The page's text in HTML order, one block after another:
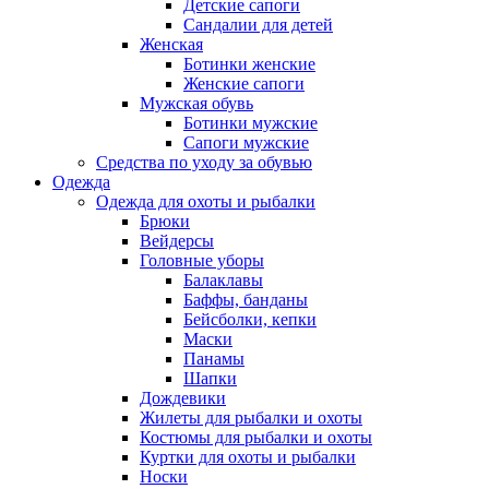
Детские сапоги
Сандалии для детей
Женская
Ботинки женские
Женские сапоги
Мужская обувь
Ботинки мужские
Сапоги мужские
Средства по уходу за обувью
Одежда
Одежда для охоты и рыбалки
Брюки
Вейдерсы
Головные уборы
Балаклавы
Баффы, банданы
Бейсболки, кепки
Маски
Панамы
Шапки
Дождевики
Жилеты для рыбалки и охоты
Костюмы для рыбалки и охоты
Куртки для охоты и рыбалки
Носки